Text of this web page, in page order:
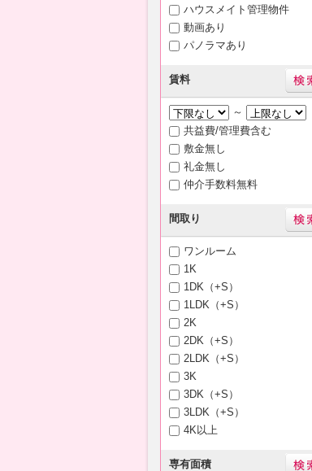
ハウスメイト管理物件
動画あり
パノラマあり
賃料
～
共益費/管理費含む
敷金無し
礼金無し
仲介手数料無料
間取り
ワンルーム
1K
1DK（+S）
1LDK（+S）
2K
2DK（+S）
2LDK（+S）
3K
3DK（+S）
3LDK（+S）
4K以上
専有面積